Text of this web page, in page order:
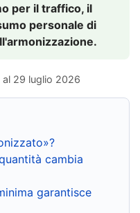
per il traffico, il
personale di
al 29 luglio 2026
cambia
garantisce